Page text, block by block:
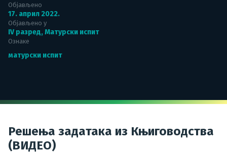
Објављено
17. април 2022.
Објављено у
IV разред,Матурски испит
Ознаке
матурски испит
Решења задатака из Књиговодства
(ВИДЕО)